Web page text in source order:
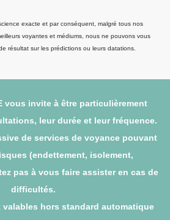
exacte et par conséquent, malgré tous nos
voyantes et médiums, nous ne pouvons vous
résultat sur les prédictions ou leurs datations.
vous invite à être particulièrement
leur durée et leur fréquence.
de services de voyance pouvant
(endettement, isolement,
pas à vous faire assister en cas de
difficultés.
hors standard automatique